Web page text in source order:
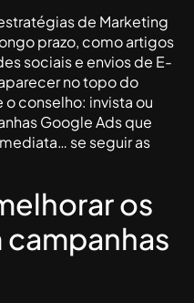
de Marketing
prazo, como artigos
sociais e envios de E-
no topo do
conselho: invista ou
Google Ads que
se seguir as
os